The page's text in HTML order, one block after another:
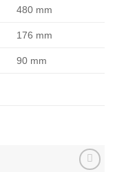
480 mm
176 mm
90 mm